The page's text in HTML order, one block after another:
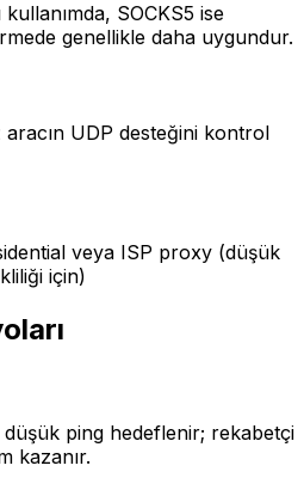
SOCKS5 ise
genellikle daha uygundur.
aracın UDP desteğini kontrol
veya ISP proxy (düşük
için)
ping hedeflenir; rekabetçi
kazanır.